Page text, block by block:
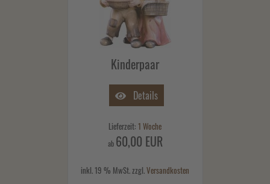
Kinderpaar
Details
Lieferzeit: 1 Woche
ab 60,00 EUR
inkl. 19 % MwSt. zzgl.Versandkosten